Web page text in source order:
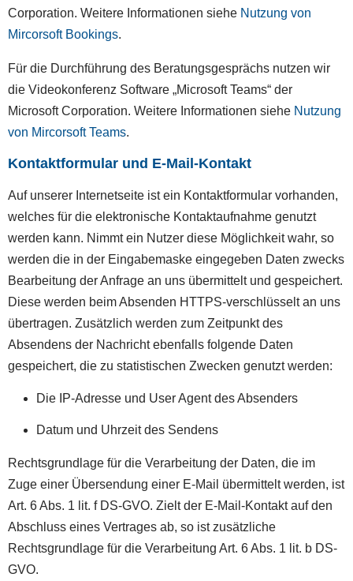
Corporation. Weitere Informationen siehe Nutzung von
Mircorsoft Bookings.
Für die Durchführung des Beratungsgesprächs nutzen wir
die Videokonferenz Software „Microsoft Teams“ der
Microsoft Corporation. Weitere Informationen siehe Nutzung
von Mircorsoft Teams.
Kontaktformular und E-Mail-Kontakt
Auf unserer Internetseite ist ein Kontaktformular vorhanden,
welches für die elektronische Kontaktaufnahme genutzt
werden kann. Nimmt ein Nutzer diese Möglichkeit wahr, so
werden die in der Eingabemaske eingegeben Daten zwecks
Bearbeitung der Anfrage an uns übermittelt und gespeichert.
Diese werden beim Absenden HTTPS-verschlüsselt an uns
übertragen. Zusätzlich werden zum Zeitpunkt des
Absendens der Nachricht ebenfalls folgende Daten
gespeichert, die zu statistischen Zwecken genutzt werden:
Die IP-Adresse und User Agent des Absenders
Datum und Uhrzeit des Sendens
Rechtsgrundlage für die Verarbeitung der Daten, die im
Zuge einer Übersendung einer E-Mail übermittelt werden, ist
Art. 6 Abs. 1 lit. f DS-GVO. Zielt der E-Mail-Kontakt auf den
Abschluss eines Vertrages ab, so ist zusätzliche
Rechtsgrundlage für die Verarbeitung Art. 6 Abs. 1 lit. b DS-
GVO.